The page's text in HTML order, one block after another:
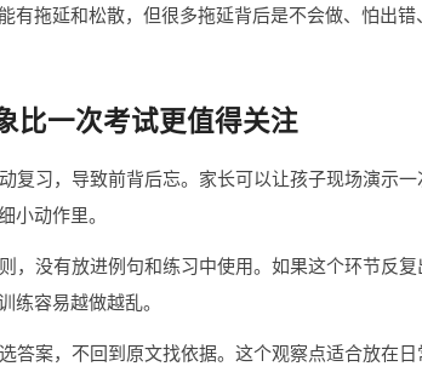
有拖延和松散，但很多拖延背后是不会做、怕出
比一次考试更值得关注
复习，导致前背后忘。家长可以让孩子现场演示
小动作里。
，没有放进例句和练习中使用。如果这个环节反
练容易越做越乱。
答案，不回到原文找依据。这个观察点适合放在